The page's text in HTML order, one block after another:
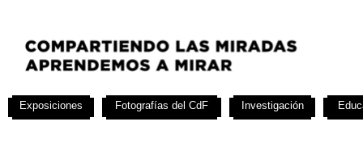
Exposiciones Fotografías del CdF Investigación